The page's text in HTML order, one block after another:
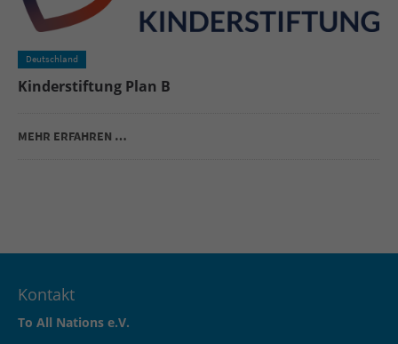
Deutschland
Kinderstiftung Plan B
MEHR ERFAHREN …
Kontakt
To All Nations e.V.